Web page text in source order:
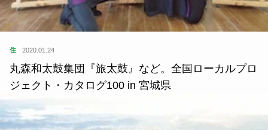
住 2020.01.24
丸森和太鼓集団『旅太鼓』など。全国ローカルプロ
ジェクト・カタログ100 in 宮城県